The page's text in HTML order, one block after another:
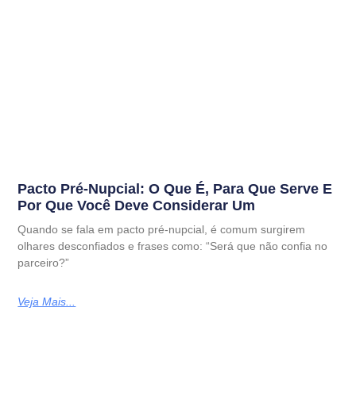
Pacto Pré-Nupcial: O Que É, Para Que Serve E
Por Que Você Deve Considerar Um
Quando se fala em pacto pré-nupcial, é comum surgirem
olhares desconfiados e frases como: “Será que não confia no
parceiro?”
Veja Mais...